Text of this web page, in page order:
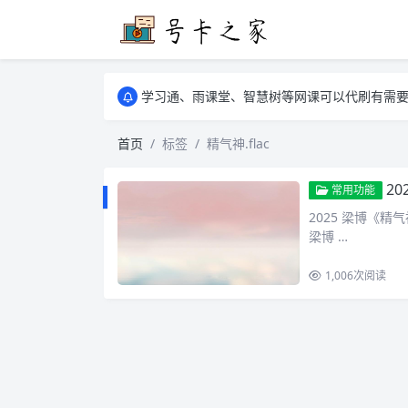
学习通、雨课堂、智慧树等网课可以代刷有需
学习通、雨课堂、智慧树等网课可以代刷有需
首页
标签 精气神.flac
常用功能
2025 梁博《精
梁博 …
1,006次阅读